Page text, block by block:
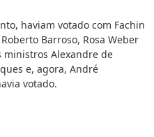
haviam votado com Fachin
Barroso, Rosa Weber
ministros Alexandre de
e, agora, André
votado.